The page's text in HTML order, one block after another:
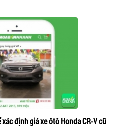
định giá xe ôtô Honda CR-V cũ